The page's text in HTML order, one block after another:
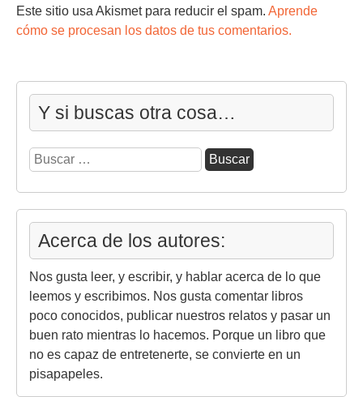
Este sitio usa Akismet para reducir el spam. Aprende
cómo se procesan los datos de tus comentarios.
Y si buscas otra cosa…
Buscar:
Acerca de los autores:
Nos gusta leer, y escribir, y hablar acerca de lo que
leemos y escribimos. Nos gusta comentar libros
poco conocidos, publicar nuestros relatos y pasar un
buen rato mientras lo hacemos. Porque un libro que
no es capaz de entretenerte, se convierte en un
pisapapeles.